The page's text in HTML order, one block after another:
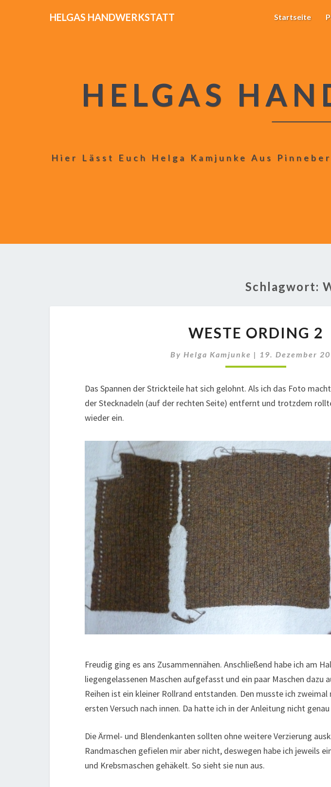
HELGAS HANDWERKSTATT Startseite
HELGAS
Hier Lässt Euch Helga Kamjunke Aus
Schlagwort:
ORDING
WESTE ORDING 2
ByHelga Kamjunke | 19. Dezember
Das Spannen der Strickteile hat sich gelohnt. Als ich das Foto
der Stecknadeln (auf der rechten Seite) entfernt und trotzdem
wieder ein.
Freudig ging es ans Zusammennähen. Anschließend habe ich am
liegengelassenen Maschen aufgefasst und ein paar Maschen dazu
Reihen ist ein kleiner Rollrand entstanden. Den musste ich
ersten Versuch nach innen. Da hatte ich in der Anleitung nicht
Die Ärmel- und Blendenkanten sollten ohne weitere Verzierung
Randmaschen gefielen mir aber nicht, deswegen habe ich jeweils
und Krebsmaschen gehäkelt. So sieht sie nun aus.